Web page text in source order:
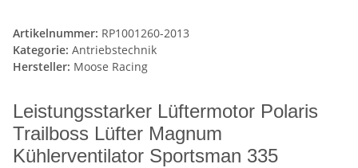
Artikelnummer: RP1001260-2013
Kategorie: Antriebstechnik
Hersteller: Moose Racing
Leistungsstarker Lüftermotor Polaris
Trailboss Lüfter Magnum
Kühlerventilator Sportsman 335